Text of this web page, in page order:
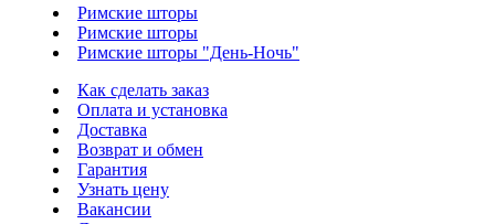
Римские шторы
Римские шторы
Римские шторы "День-Ночь"
Как сделать заказ
Оплата и установка
Доставка
Возврат и обмен
Гарантия
Узнать цену
Вакансии